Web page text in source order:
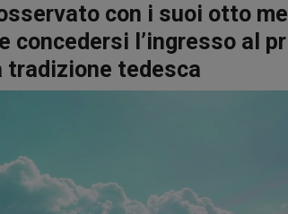
con i suoi otto
concedersi l’ingresso al
tradizione tedesca